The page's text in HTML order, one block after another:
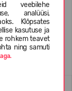
veebilehe
analüüsi,
Klõpsates
kasutuse ja
rohkem teavet
ning samuti